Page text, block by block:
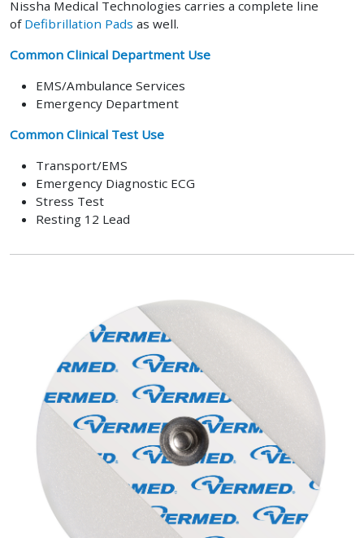
Nissha Medical Technologies carries a complete line
of Defibrillation Pads as well.
Common Clinical Department Use
EMS/Ambulance Services
Emergency Department
Common Clinical Test Use
Transport/EMS
Emergency Diagnostic ECG
Stress Test
Resting 12 Lead